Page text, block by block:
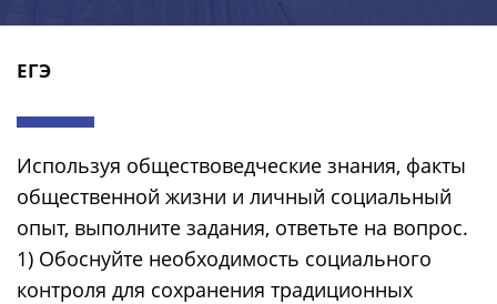
ЕГЭ
Используя обществоведческие знания, факты
общественной жизни и личный социальный
опыт, выполните задания, ответьте на вопрос.
1) Обоснуйте необходимость социального
контроля для сохранения традиционных